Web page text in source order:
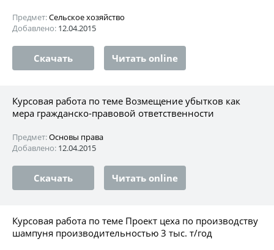
Предмет:Сельское хозяйство
Добавлено: 12.04.2015
Скачать Читать online
Курсовая работа по теме Возмещение убытков как
мера гражданско-правовой ответственности
Предмет:Основы права
Добавлено: 12.04.2015
Скачать Читать online
Курсовая работа по теме Проект цеха по производству
шампуня производительностью 3 тыс. т/год